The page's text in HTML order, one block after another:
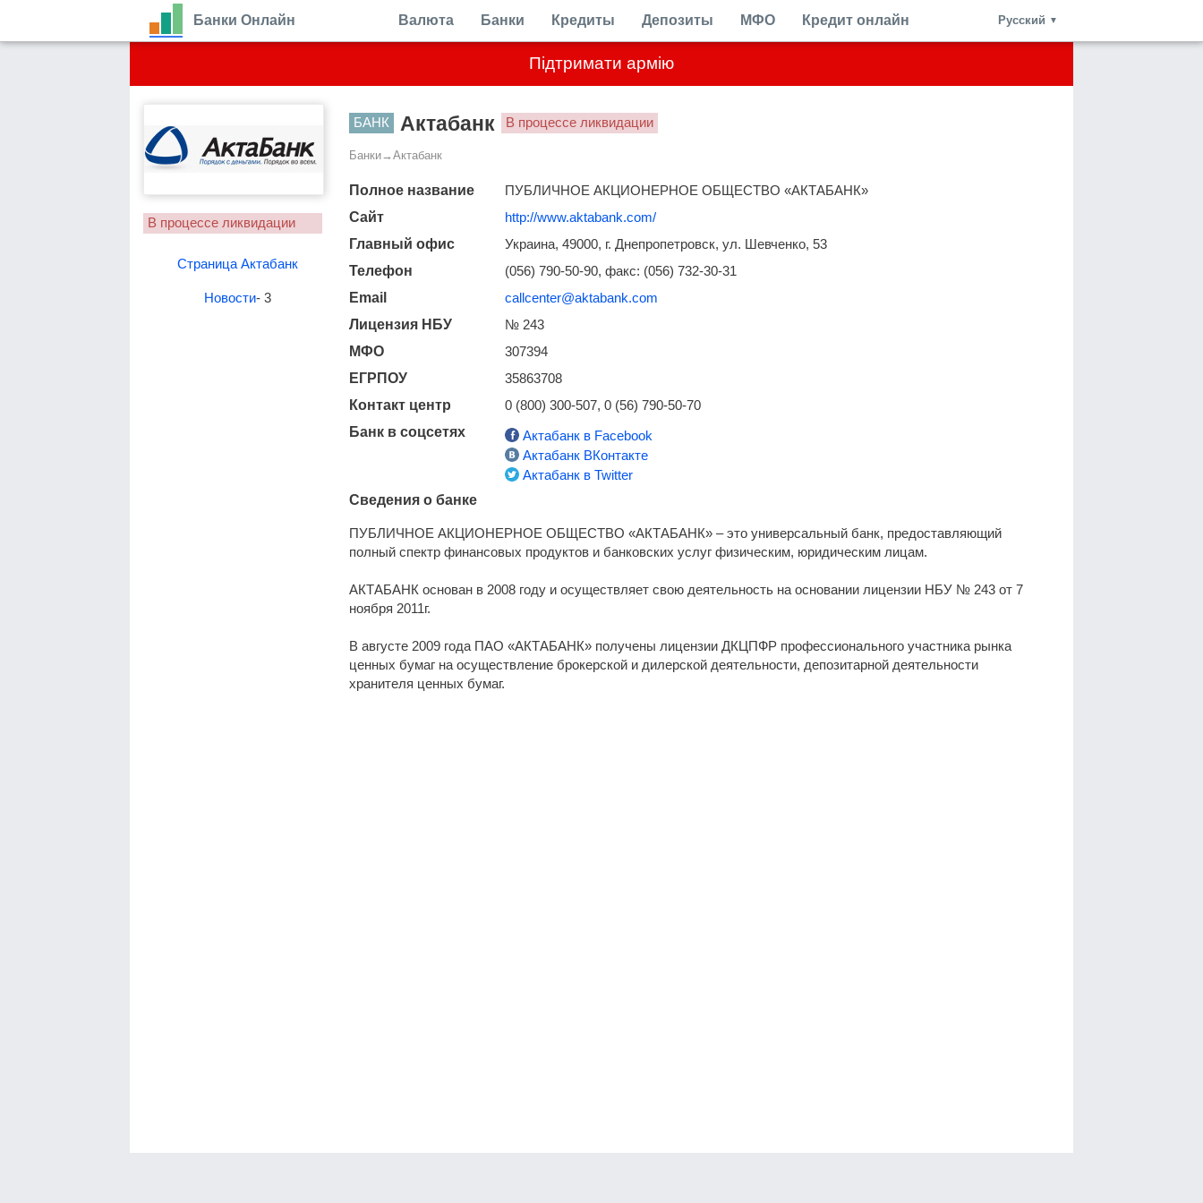
Підтримати армію
Банки Онлайн Валюта Банки Кредиты Депозиты МФО Кредит онлайн Русский ▼
В процессе ликвидации
Страница Актабанк
Новости- 3
БАНК Актабанк В процессе ликвидации
Банки→ Актабанк
Полное название
ПУБЛИЧНОЕ АКЦИОНЕРНОЕ ОБЩЕСТВО «АКТАБАНК»
Сайт
http://www.aktabank.com/
Главный офис
Украина, 49000, г. Днепропетровск, ул. Шевченко, 53
Телефон
(056) 790-50-90, факс: (056) 732-30-31
Email
callcenter@aktabank.com
Лицензия НБУ
№ 243
МФО
307394
ЕГРПОУ
35863708
Контакт центр
0 (800) 300-507, 0 (56) 790-50-70
Банк в соцсетях
Актабанк в Facebook
Актабанк ВКонтакте
Актабанк в Twitter
Сведения о банке
ПУБЛИЧНОЕ АКЦИОНЕРНОЕ ОБЩЕСТВО «АКТАБАНК» – это универсальный банк, предоставляющий
полный спектр финансовых продуктов и банковских услуг физическим, юридическим лицам.
АКТАБАНК основан в 2008 году и осуществляет свою деятельность на основании лицензии НБУ № 243 от 7
ноября 2011г.
В августе 2009 года ПАО «АКТАБАНК» получены лицензии ДКЦПФР профессионального участника рынка
ценных бумаг на осуществление брокерской и дилерской деятельности, депозитарной деятельности
хранителя ценных бумаг.